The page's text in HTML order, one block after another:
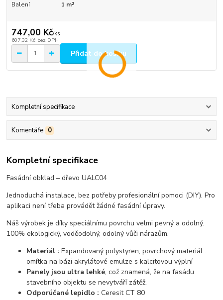
Balení
1 m²
747,00 Kč/ks
607,32 Kč bez DPH
Přidat do košíku
Kompletní specifikace
Komentáře 0
Kompletní specifikace
Fasádní obklad – dřevo UALC04
Jednoduchá instalace, bez potřeby profesionální pomoci (DIY). Pro
aplikaci není třeba provádět žádné fasádní úpravy.
Náš výrobek je díky speciálnímu povrchu velmi pevný a odolný.
100% ekologický, voděodolný, odolný vůči nárazům.
Materiál :Expandovaný polystyren, povrchový materiál :
omítka na bázi akrylátové emulze s kalcitovou výplní
Panely jsou ultra lehké, což znamená, že na fasádu
stavebního objektu se nevytváří zátěž.
Odporúčané lepidlo :Ceresit CT 80